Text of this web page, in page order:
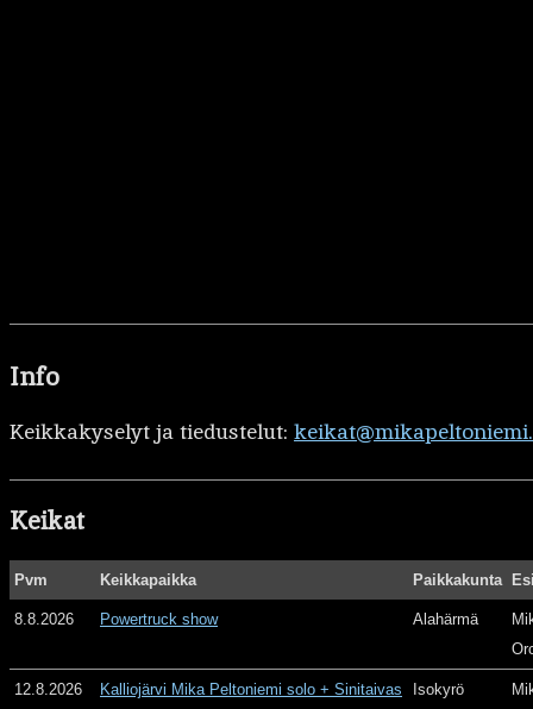
Info
Keikkakyselyt ja tiedustelut:
Keikat
Pvm Keikkapaikka Paikkakunta
8.8.2026 Powertruck show Alahärmä
12.8.2026 Kalliojärvi Mika Peltoniemi solo + Sinitaivas Isokyrö